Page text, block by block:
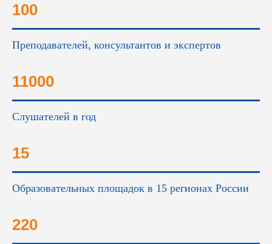
100
Преподавателей, консультантов и экспертов
11000
Слушателей в год
15
Образовательных площадок в 15 регионах России
220